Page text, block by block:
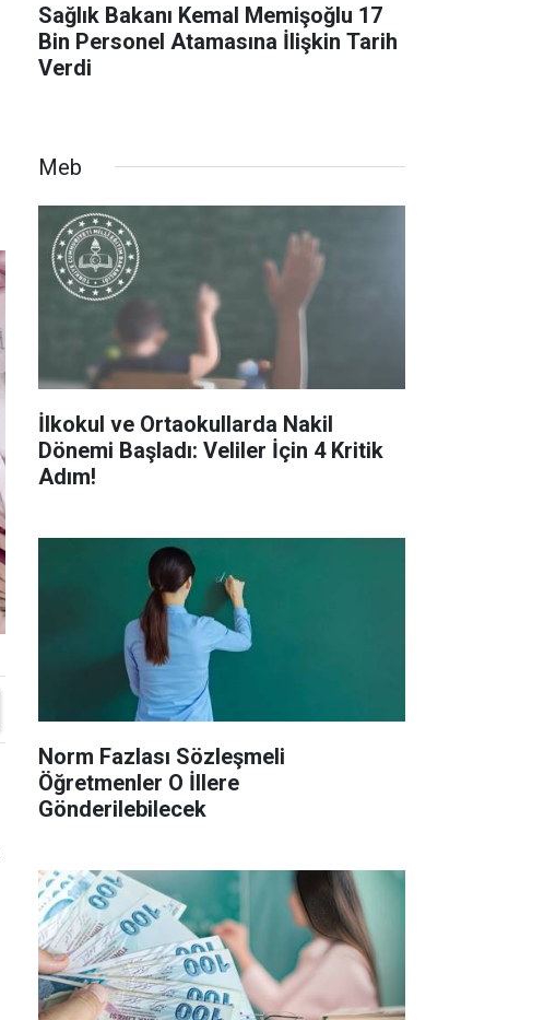
Sağlık Bakanı Kemal Memişoğlu 17
Bin Personel Atamasına İlişkin Tarih
Verdi
Meb
İlkokul ve Ortaokullarda Nakil
Dönemi Başladı: Veliler İçin 4 Kritik
Adım!
Norm Fazlası Sözleşmeli
Öğretmenler O İllere
Gönderilebilecek